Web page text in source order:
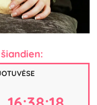
šiandien: